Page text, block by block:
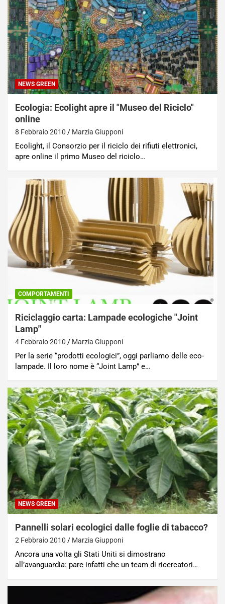
NEWS GREEN
Ecologia: Ecolight apre il "Museo del Riciclo"
online
8 Febbraio 2010 Marzia Giupponi
Ecolight, il Consorzio per il riciclo dei rifiuti elettronici,
apre online il primo Museo del riciclo…
COMPORTAMENTI
Riciclaggio carta: Lampade ecologiche "Joint
Lamp"
4 Febbraio 2010 Marzia Giupponi
Per la serie “prodotti ecologici”, oggi parliamo delle eco-
lampade. Il loro nome è “Joint Lamp” e…
NEWS GREEN
Pannelli solari ecologici dalle foglie di tabacco?
2 Febbraio 2010 Marzia Giupponi
Ancora una volta gli Stati Uniti si dimostrano
all’avanguardia: pare infatti che un team di ricercatori…